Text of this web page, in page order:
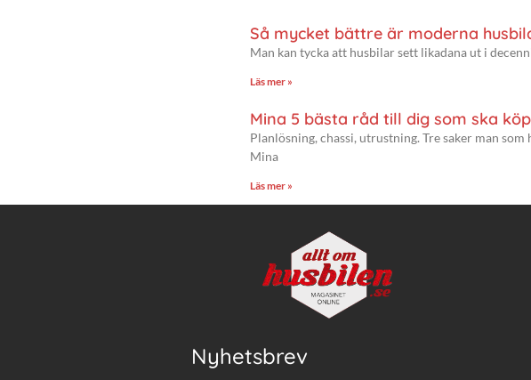
Så mycket bättre är moderna
Man kan tycka att husbilar sett likadana ut i
Läs mer »
Mina 5 bästa råd till dig som ska
Planlösning, chassi, utrustning. Tre saker man
Mina
Läs mer »
Nyhetsbrev